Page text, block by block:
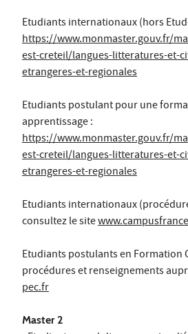
Etudiants internationaux (hors
https://www.monmaster.gouv.fr/
est-creteil/langues-litteratures-et-
etrangeres-et-regionales
Etudiants postulant pour une
apprentissage :
https://www.monmaster.gouv.fr/
est-creteil/langues-litteratures-et-
etrangeres-et-regionales
Etudiants internationaux
consultez le site
Etudiants postulants en Formation
procédures et renseignements
pec.fr
Master 2